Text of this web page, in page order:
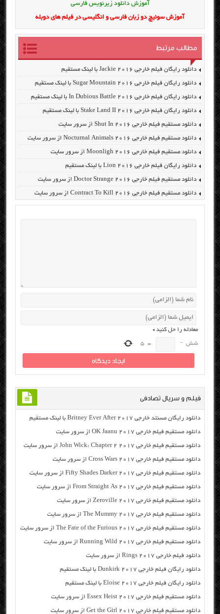
آموزش دانلود زیرنویس فارسی
آموزش سوئیچ دو زبان فارسی و انگلیسی در فیلم های دوبله
مطالب مرتبط
دانلود رایگان فیلم خارجی Jackie 2016 با لینک مستقیم
دانلود رایگان فیلم خارجی Sugar Mountain 2016 با لینک مستقیم
دانلود رایگان فیلم خارجی In Dubious Battle 2016 با لینک مستقیم
دانلود رایگان فیلم خارجی Stake Land II 2016 با لینک مستقیم
دانلود مستقیم فیلم خارجی Shut In 2016 از سرور سایت
دانلود مستقیم فیلم خارجی Nocturnal Animals 2016 از سرور سایت
دانلود مستقیم فیلم خارجی Moonligh 2016 از سرور سایت
دانلود رایگان فیلم خارجی Lion 2016 با لینک مستقیم
دانلود مستقیم فیلم خارجی Doctor Strange 2016 از سرور سایت
دانلود مستقیم فیلم خارجی Contract To Kill 2016 از سرور سایت
معادله را حل کنید*
شش −
=
5
فیلم و سریال تصادفی
دانلود رایگان مسنتد خارجی Britney Ever After 2017 با لینک مستقیم
دانلود مستقیم فیلم خارجی OK Jaanu 2017 از سرور سایت
دانلود مستقیم فیلم خارجی John Wick: Chapter 2 2017 از سرور سایت
دانلود مستقیم فیلم خارجی Cross Wars 2017 از سرور سایت
دانلود مستقیم فیلم خارجی Fifty Shades Darker 2017 از سرور سایت
دانلود مستقیم فیلم خارجی From Straight As 2017 از سرور سایت
دانلود مستقیم فیلم خارجی Zeroville 2017 از سرور سایت
دانلود مستقیم فیلم خارجی The Mummy 2017 از سرور سایت
دانلود مستقیم فیلم خارجی The Fate of the Furious 2017 از سرور سایت
دانلود مستقیم فیلم خارجی Running Wild 2017 از سرور سایت
دانلود فیلم خارجی Rings 2017 از سرور سایت
دانلود رایگان فیلم خارجی Dunkirk 2017 با لینک مستقیم
دانلود رایگان فیلم خارجی Eloise 2017 با لینک مستقیم
دانلود مستقیم فیلم خارجی Essex Heist 2017 از سرور سایت
دانلود مستقیم فیلم خارجی Get the Girl 2017 از سرور سایت